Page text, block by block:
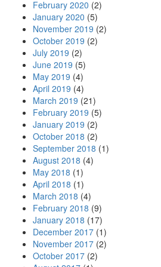
February 2020 (2)
January 2020 (5)
November 2019 (2)
October 2019 (2)
July 2019 (2)
June 2019 (5)
May 2019 (4)
April 2019 (4)
March 2019 (21)
February 2019 (5)
January 2019 (2)
October 2018 (2)
September 2018 (1)
August 2018 (4)
May 2018 (1)
April 2018 (1)
March 2018 (4)
February 2018 (9)
January 2018 (17)
December 2017 (1)
November 2017 (2)
October 2017 (2)